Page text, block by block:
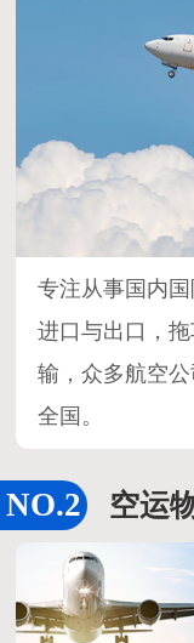
专注从事国内
进口与出口，
输，众多航空
全国。
空运